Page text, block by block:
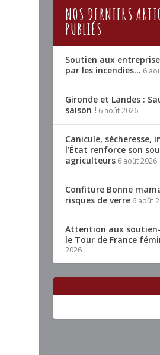
NOS DERNIERS
PUBLIÉS
Soutien aux
par les incendies… 6
Gironde et Landes :
saison ! 6 août 2026
Canicule, sécheresse,
l’État renforce son
agriculteurs 6 août 2026
Confiture Bonne
risques de verre 6 août
Attention aux
le Tour de France
2026